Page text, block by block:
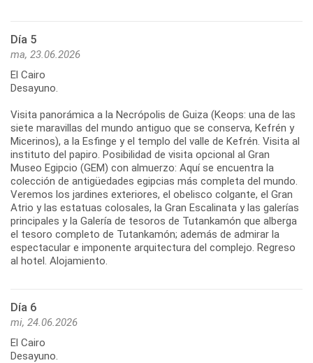
Día 5
ma, 23.06.2026
El Cairo
Desayuno.
Visita panorámica a la Necrópolis de Guiza (Keops: una de las
siete maravillas del mundo antiguo que se conserva, Kefrén y
Micerinos), a la Esfinge y el templo del valle de Kefrén. Visita al
instituto del papiro. Posibilidad de visita opcional al Gran
Museo Egipcio (GEM) con almuerzo: Aquí se encuentra la
colección de antigüedades egipcias más completa del mundo.
Veremos los jardines exteriores, el obelisco colgante, el Gran
Atrio y las estatuas colosales, la Gran Escalinata y las galerías
principales y la Galería de tesoros de Tutankamón que alberga
el tesoro completo de Tutankamón; además de admirar la
espectacular e imponente arquitectura del complejo. Regreso
al hotel. Alojamiento.
Día 6
mi, 24.06.2026
El Cairo
Desayuno.